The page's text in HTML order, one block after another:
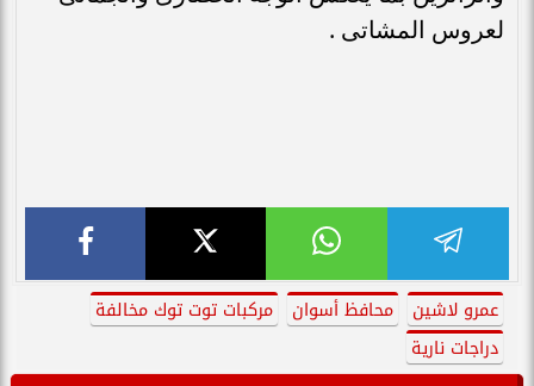
لعروس المشاتى .
عمرو لاشين محافظ أسوان
مركبات توت توك مخالفة
دراجات نارية